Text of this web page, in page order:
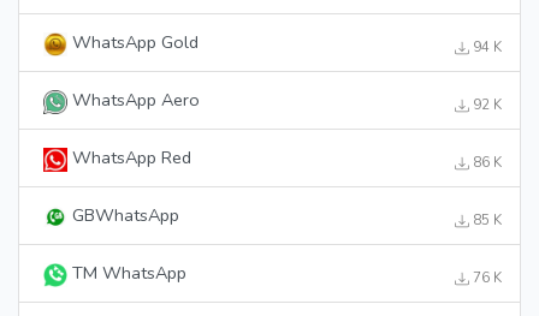
WhatsApp Gold 94 K
WhatsApp Aero 92 K
WhatsApp Red 86 K
GBWhatsApp 85 K
TM WhatsApp 76 K